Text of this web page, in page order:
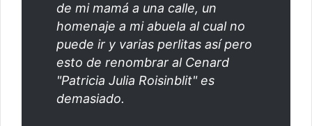
de mi mamá a una calle, un
homenaje a mi abuela al cual no
puede ir y varias perlitas así pero
esto de renombrar al Cenard
"Patricia Julia Roisinblit" es
demasiado.